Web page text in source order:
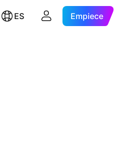
ES Empiece